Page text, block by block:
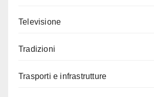
Televisione
Tradizioni
Trasporti e infrastrutture